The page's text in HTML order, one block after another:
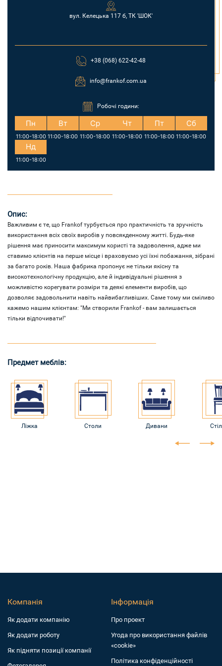
вул. Келецька 117 б, ТК 'ШОК'
+38 (068) 622-42-48
info@frankof.com.ua
Робочі години:
Пн
11:00-18:00
Вт
11:00-18:00
Ср
11:00-18:00
Чт
11:00-18:00
Пт
11:00-18:00
Сб
11:00-18:00
Нд
11:00-18:00
Опис:
Важливим є те, що Frankof турбується про практичність та зручність
використання всіх своїх виробів у повсякденному житті. Будь-яке
рішення має приносити максимум користі та задоволення, адже ми
ставимо клієнтів на перше місце і враховуємо усі їхні побажання, зібрані
за багато років. Наша фабрика пропонує не тільки якісну та
високотехнологічну продукцію, але й індивідуальні рішення з
можливістю корегувати розміри та деякі елементи виробів, що
дозволяє задовольнити навіть найвибагливіших. Саме тому ми сміливо
кажемо нашим клієнтам: "Ми створили Frankof - вам залишається
тільки відпочивати!"
Предмет меблів:
Ліжка Столи Дивани
Компанія
Як додати компанiю
Як додати роботу
Як підняти позиції компанії
Інформація
Про проект
Угода про використання файлів
«cookie»
Політика конфіденційності